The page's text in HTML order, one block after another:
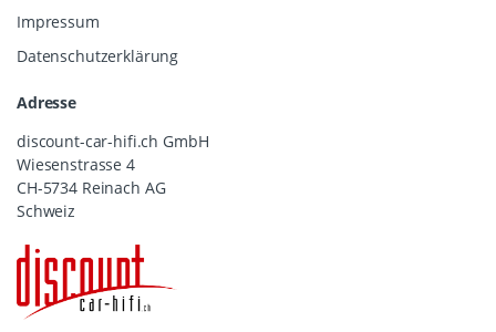
Impressum
Datenschutzerklärung
Adresse
discount-car-hifi.ch GmbH
Wiesenstrasse 4
CH-5734 Reinach AG
Schweiz